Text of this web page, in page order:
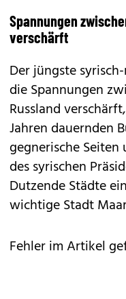
Spannungen
verschärft
Der jüngste
die Spannungen
Russland
Jahren dauernden
gegnerische
des syrischen
Dutzende Städte
wichtige Stadt
Fehler im Artikel